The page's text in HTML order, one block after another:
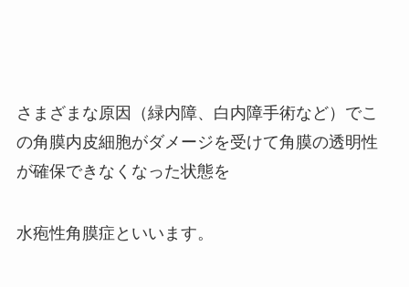
さまざまな原因（緑内障、白内障手術など）でこ
の角膜内皮細胞がダメージを受けて角膜の透明性
が確保できなくなった状態を
水疱性角膜症といいます。